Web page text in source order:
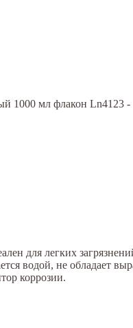
мл флакон Ln4123 -
для легких
водой, не обладает
коррозии.